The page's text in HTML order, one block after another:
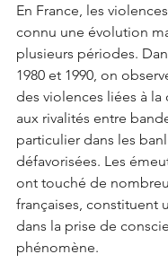
En France, les
connu une évolution
plusieurs périodes.
1980 et 1990, on
des violences liées à
aux rivalités entre
particulier dans les
défavorisées. Les
ont touché de
françaises, constituent
dans la prise de
phénomène.